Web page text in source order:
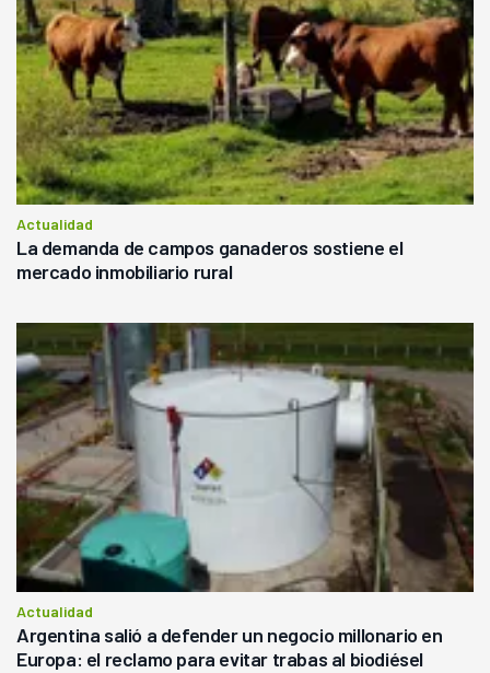
Actualidad
La demanda de campos ganaderos sostiene el
mercado inmobiliario rural
Actualidad
Argentina salió a defender un negocio millonario en
Europa: el reclamo para evitar trabas al biodiésel